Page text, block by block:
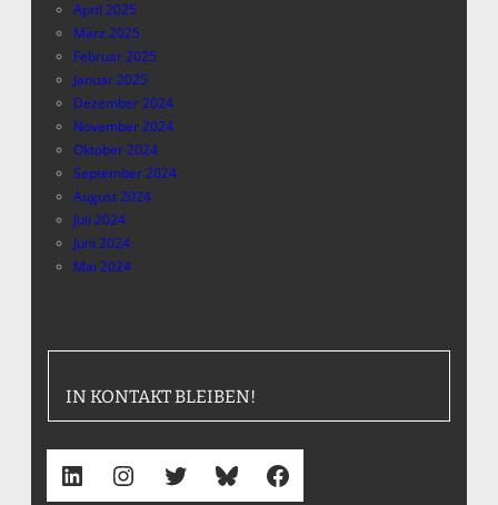
April 2025
März 2025
Februar 2025
Januar 2025
Dezember 2024
November 2024
Oktober 2024
September 2024
August 2024
Juli 2024
Juni 2024
Mai 2024
IN KONTAKT BLEIBEN!
LinkedIn Instagram Twitter Bluesky Facebook